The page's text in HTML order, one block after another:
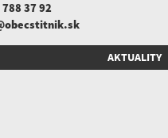
37 92
AKTUALITY